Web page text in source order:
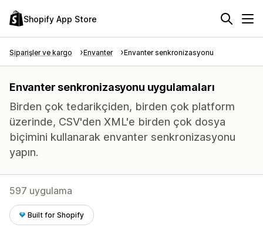
Shopify App Store
Siparişler ve kargo Envanter Envanter senkronizasyonu
Envanter senkronizasyonu uygulamaları
Birden çok tedarikçiden, birden çok platform
üzerinde, CSV'den XML'e birden çok dosya
biçimini kullanarak envanter senkronizasyonu
yapın.
597 uygulama
Built for Shopify